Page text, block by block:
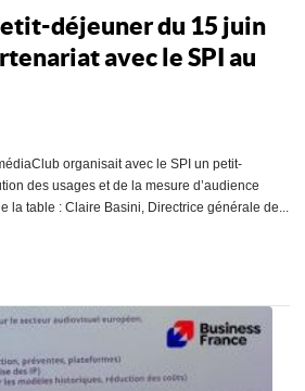
déjeuner du 15 juin
avec le SPI au
organisait avec le SPI un petit-
des usages et de la mesure d’audience
la table : Claire Basini, Directrice générale de...